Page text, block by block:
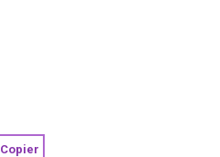
Copier